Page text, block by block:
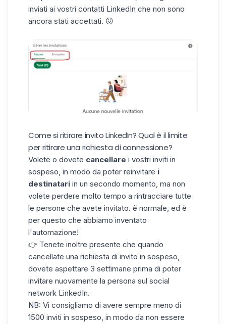
inviati ai vostri contatti LinkedIn che non sono
ancora stati accettati. 😖
Come si ritirare invito LinkedIn? Qual è il limite
per ritirare una richiesta di connessione?
Volete o dovete cancellare i vostri inviti in
sospeso, in modo da poter reinvitare i
destinatari in un secondo momento, ma non
volete perdere molto tempo a rintracciare tutte
le persone che avete invitato. è normale, ed è
per questo che abbiamo inventato
l'automazione!
👉 Tenete inoltre presente che quando
cancellate una richiesta di invito in sospeso,
dovete aspettare 3 settimane prima di poter
invitare nuovamente la persona sul social
network LinkedIn.
NB: Vi consigliamo di avere sempre meno di
1500 inviti in sospeso, in modo da non essere